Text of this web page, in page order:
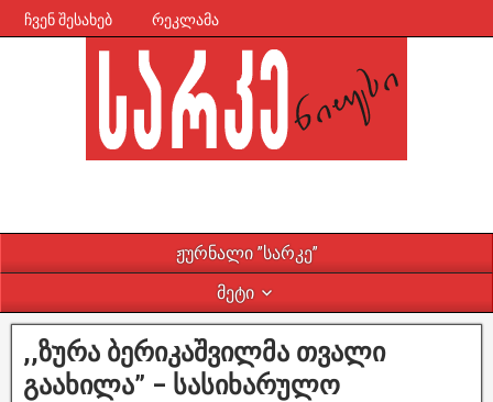
ჩვენ შესახებ რეკლამა
ჟურნალი ”სარკე”
მეტი
,,ზურა ბერიკაშვილმა თვალი
გაახილა” – სასიხარულო